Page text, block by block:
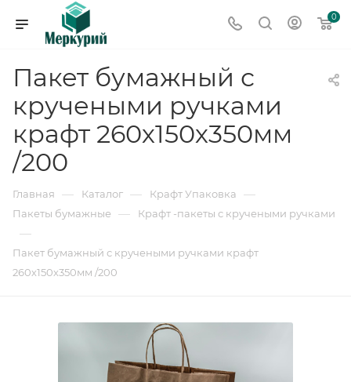
0
Пакет бумажный с
кручеными ручками
крафт 260х150х350мм
/200
Главная — Каталог — Крафт Упаковка —
Пакеты бумажные — Крафт -пакеты с кручеными ручками
—
Пакет бумажный с кручеными ручками крафт
260х150х350мм /200